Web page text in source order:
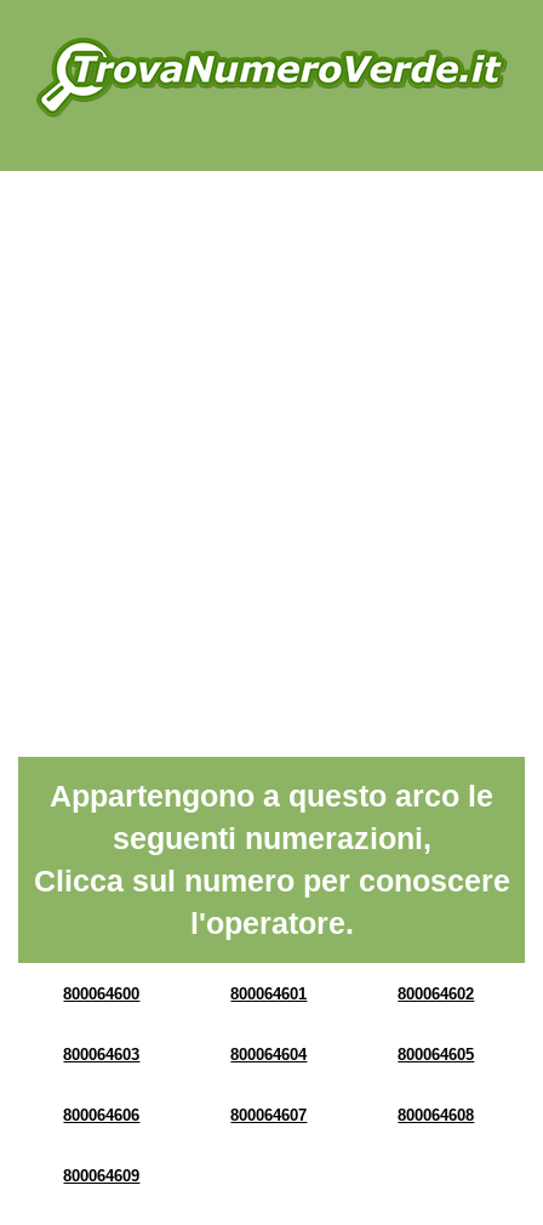
Appartengono a questo arco le
seguenti numerazioni,
Clicca sul numero per conoscere
l'operatore.
800064600 800064601 800064602
800064603 800064604 800064605
800064606 800064607 800064608
800064609